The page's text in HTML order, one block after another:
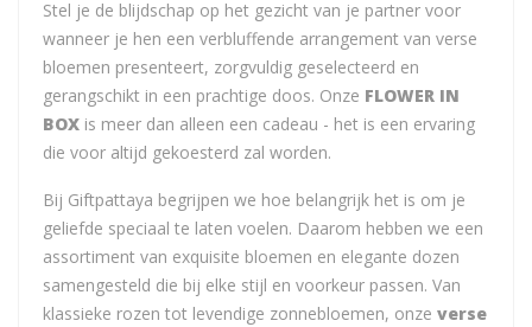
Stel je de blijdschap op het gezicht van je partner voor
wanneer je hen een verbluffende arrangement van verse
bloemen presenteert, zorgvuldig geselecteerd en
gerangschikt in een prachtige doos. Onze FLOWER IN
BOX is meer dan alleen een cadeau - het is een ervaring
die voor altijd gekoesterd zal worden.
Bij Giftpattaya begrijpen we hoe belangrijk het is om je
geliefde speciaal te laten voelen. Daarom hebben we een
assortiment van exquisite bloemen en elegante dozen
samengesteld die bij elke stijl en voorkeur passen. Van
klassieke rozen tot levendige zonnebloemen, onze verse